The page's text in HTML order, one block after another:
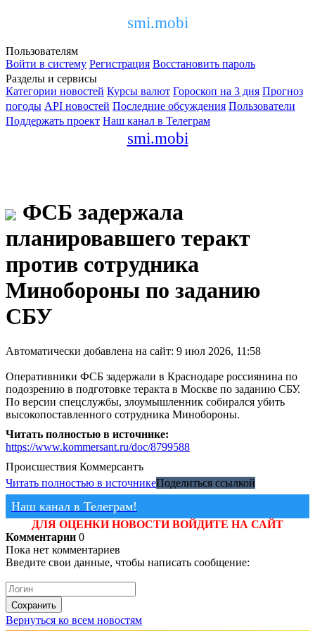
smi.mobi
Пользователям
Войти в систему Регистрация Восстановить пароль
Разделы и сервисы
Категории новостей Курсы валют Гороскоп на 3 дня Прогноз
погоды API новостей Последние обсуждения Пользователи
Поддержать проект Наш канал в Телеграм
smi.mobi
ФСБ задержала
планировавшего теракт
против сотрудника
Минобороны по заданию
СБУ
Автоматически добавлена на сайт: 9 июл 2026, 11:58
Оперативники ФСБ задержали в Краснодаре россиянина по
подозрению в подготовке теракта в Москве по заданию СБУ.
По версии спецслужбы, злоумышленник собирался убить
высокопоставленного сотрудника Минобороны.
Читать полностью в источнике:
https://www.kommersant.ru/doc/8799588
Происшествия Коммерсантъ
Читать полностью в источникеПоделиться ссылкой
Наш канал в Телеграм!
ДЛЯ ОЦЕНКИ НОВОСТИ ВОЙДИТЕ НА САЙТ
Комментарии 0
Пока нет комментариев
Введите свои данные, чтобы написать сообщение:
Сохранить
Вернуться ко всем новостям